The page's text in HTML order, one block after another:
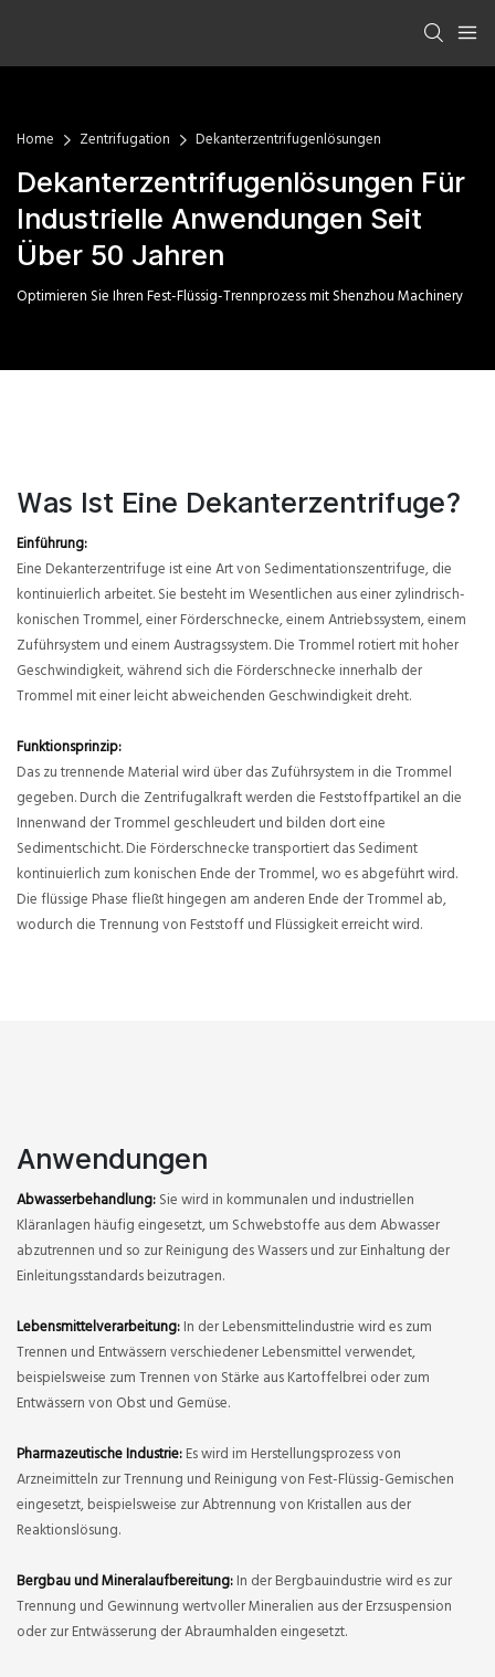
Home Zentrifugation Dekanterzentrifugenlösungen
Dekanterzentrifugenlösungen Für
Industrielle Anwendungen Seit
Über 50 Jahren
Optimieren Sie Ihren Fest-Flüssig-Trennprozess mit Shenzhou Machinery
Was Ist Eine Dekanterzentrifuge?
Einführung:
Eine Dekanterzentrifuge ist eine Art von Sedimentationszentrifuge, die
kontinuierlich arbeitet. Sie besteht im Wesentlichen aus einer zylindrisch-
konischen Trommel, einer Förderschnecke, einem Antriebssystem, einem
Zuführsystem und einem Austragssystem. Die Trommel rotiert mit hoher
Geschwindigkeit, während sich die Förderschnecke innerhalb der
Trommel mit einer leicht abweichenden Geschwindigkeit dreht.
Funktionsprinzip:
Das zu trennende Material wird über das Zuführsystem in die Trommel
gegeben. Durch die Zentrifugalkraft werden die Feststoffpartikel an die
Innenwand der Trommel geschleudert und bilden dort eine
Sedimentschicht. Die Förderschnecke transportiert das Sediment
kontinuierlich zum konischen Ende der Trommel, wo es abgeführt wird.
Die flüssige Phase fließt hingegen am anderen Ende der Trommel ab,
wodurch die Trennung von Feststoff und Flüssigkeit erreicht wird.
Anwendungen
Abwasserbehandlung:Sie wird in kommunalen und industriellen
Kläranlagen häufig eingesetzt, um Schwebstoffe aus dem Abwasser
abzutrennen und so zur Reinigung des Wassers und zur Einhaltung der
Einleitungsstandards beizutragen.
Lebensmittelverarbeitung:In der Lebensmittelindustrie wird es zum
Trennen und Entwässern verschiedener Lebensmittel verwendet,
beispielsweise zum Trennen von Stärke aus Kartoffelbrei oder zum
Entwässern von Obst und Gemüse.
Pharmazeutische Industrie:Es wird im Herstellungsprozess von
Arzneimitteln zur Trennung und Reinigung von Fest-Flüssig-Gemischen
eingesetzt, beispielsweise zur Abtrennung von Kristallen aus der
Reaktionslösung.
Bergbau und Mineralaufbereitung:In der Bergbauindustrie wird es zur
Trennung und Gewinnung wertvoller Mineralien aus der Erzsuspension
oder zur Entwässerung der Abraumhalden eingesetzt.